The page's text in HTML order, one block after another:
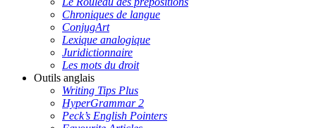
Chroniques de langue
ConjugArt
Lexique analogique
Juridictionnaire
Les mots du droit
Outils anglais
Writing Tips Plus
HyperGrammar 2
Peck’s English Pointers